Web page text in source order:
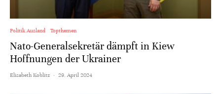
Politik Ausland Topthemen
Nato-Generalsekretär dämpft in Kiew
Hoffnungen der Ukrainer
Elisabeth Koblitz · 29. April 2024